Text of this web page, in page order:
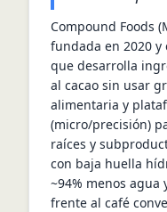
Compound Foods
fundada en 2020 y
que desarrolla
al cacao sin usar
alimentaria y
(micro/precisión)
raíces y
con baja huella
~94% menos agua
frente al café